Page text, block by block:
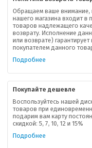
Обращаем ваше внимание,
нашего магазина входит в
товаров надлежащего
возврату. Исполнение
или возврате)
покупателем данного
Подробнее
Покупайте дешевле
Воспользуйтесь нашей
товаров при
подарим вам карту
скидкой: 5, 7, 10, 12 и 15%
Подробнее
О компании
Ваша скидка
Контактная информация
В помощь покупателю
Форма обратной связи